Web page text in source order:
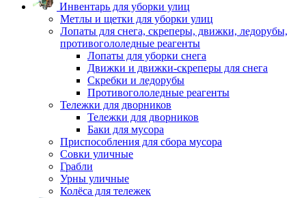
Инвентарь для уборки улиц
Метлы и щетки для уборки улиц
Лопаты для снега, скреперы, движки, ледорубы,
противогололедные реагенты
Лопаты для уборки снега
Движки и движки-скреперы для снега
Скребки и ледорубы
Противогололедные реагенты
Тележки для дворников
Тележки для дворников
Баки для мусора
Приспособления для сбора мусора
Совки уличные
Грабли
Урны уличные
Колёса для тележек